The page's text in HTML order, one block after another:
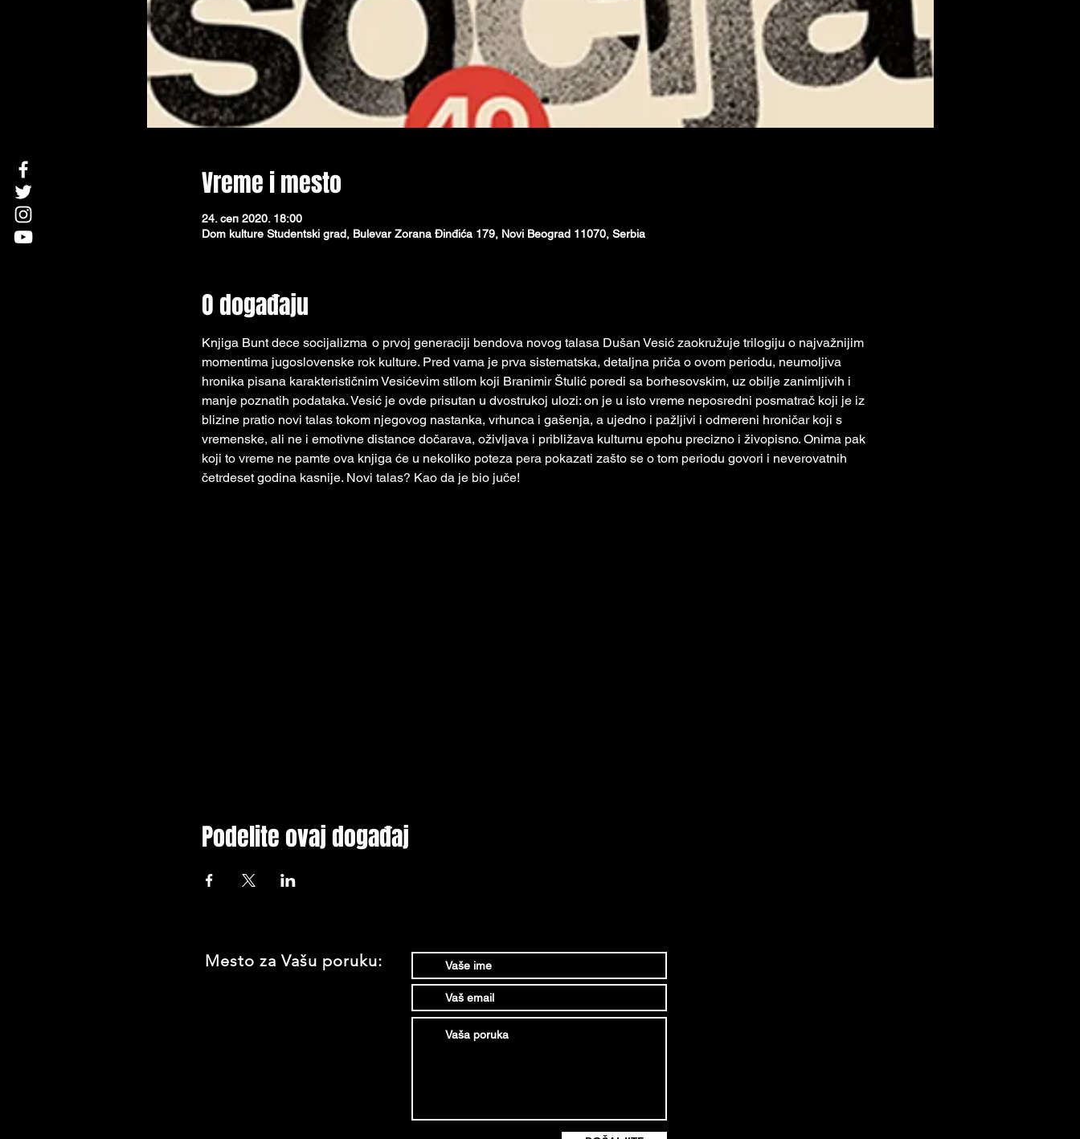
Vreme i mesto
24. сеп 2020. 18:00
Dom kulture Studentski grad, Bulevar Zorana Đinđića 179, Novi Beograd 11070, Serbia
O događaju
Knjiga Bunt dece socijalizma  o prvoj generaciji bendova novog talasa Dušan Vesić zaokružuje trilogiju o najvažnijim
momentima jugoslovenske rok kulture. Pred vama je prva sistematska, detaljna priča o ovom periodu, neumoljiva
hronika pisana karakterističnim Vesićevim stilom koji Branimir Štulić poredi sa borhesovskim, uz obilje zanimljivih i
manje poznatih podataka. Vesić je ovde prisutan u dvostrukoj ulozi: on je u isto vreme neposredni posmatrač koji je iz
blizine pratio novi talas tokom njegovog nastanka, vrhunca i gašenja, a ujedno i pažljivi i odmereni hroničar koji s
vremenske, ali ne i emotivne distance dočarava, oživljava i približava kulturnu epohu precizno i živopisno. Onima pak
koji to vreme ne pamte ova knjiga će u nekoliko poteza pera pokazati zašto se o tom periodu govori i neverovatnih
četrdeset godina kasnije. Novi talas? Kao da je bio juče!
Podelite ovaj događaj
Mesto za Vašu poruku: